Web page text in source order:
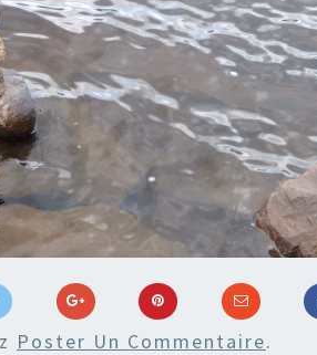
Poster Un Commentaire.